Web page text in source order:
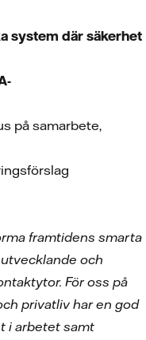
system där säkerhet
på samarbete,
framtidens smarta
och
För oss på
privatliv har en god
i arbetet samt